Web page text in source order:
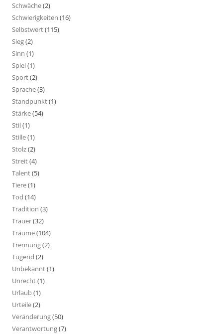
Schwäche(2)
Schwierigkeiten (16)
Selbstwert(115)
Sieg(2)
Sinn (1)
Spiel(1)
Sport(2)
Sprache(3)
Standpunkt(1)
Stärke(54)
Stil(1)
Stille(1)
Stolz(2)
Streit(4)
Talent(5)
Tiere(1)
Tod (14)
Tradition (3)
Trauer(32)
Träume(104)
Trennung(2)
Tugend (2)
Unbekannt(1)
Unrecht(1)
Urlaub(1)
Urteile(2)
Veränderung(50)
Verantwortung(7)